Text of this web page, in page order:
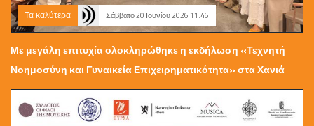
Τα καλύτερα Σάββατο 20 Ιουνίου 2026 11:46
Με μεγάλη επιτυχία ολοκληρώθηκε η εκδήλωση «Τεχνητή
Νοημοσύνη και Γυναικεία Επιχειρηματικότητα» στα Χανιά